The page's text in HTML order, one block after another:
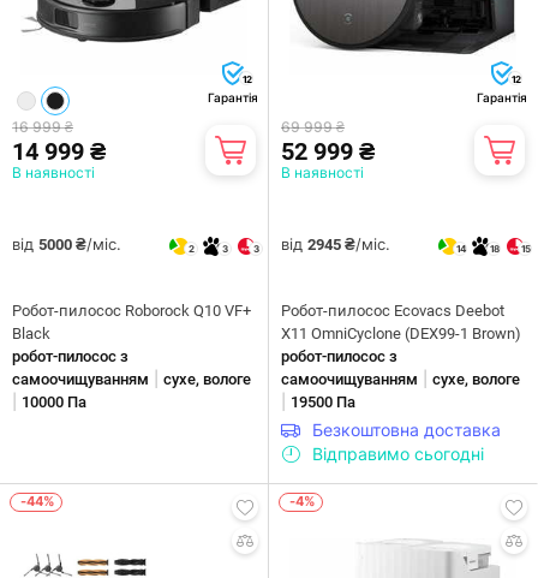
12
Гарантія
16 999 ₴
14 999 ₴
В наявності
від 5000 ₴/міс. 2 3 3
Робот-пилосос Roborock Q10 VF+
Black
робот-пилосос з
самоочищуванням
сухе, вологе
10000 Па
12
Гарантія
69 999 ₴
52 999 ₴
В наявності
від 2945 ₴/міс. 14 18 15
Робот-пилосос Ecovacs Deebot
X11 OmniCyclone (DEX99-1 Brown)
робот-пилосос з
самоочищуванням
сухе, вологе
19500 Па
Безкоштовна доставка
Відправимо сьогодні
-44% -4%